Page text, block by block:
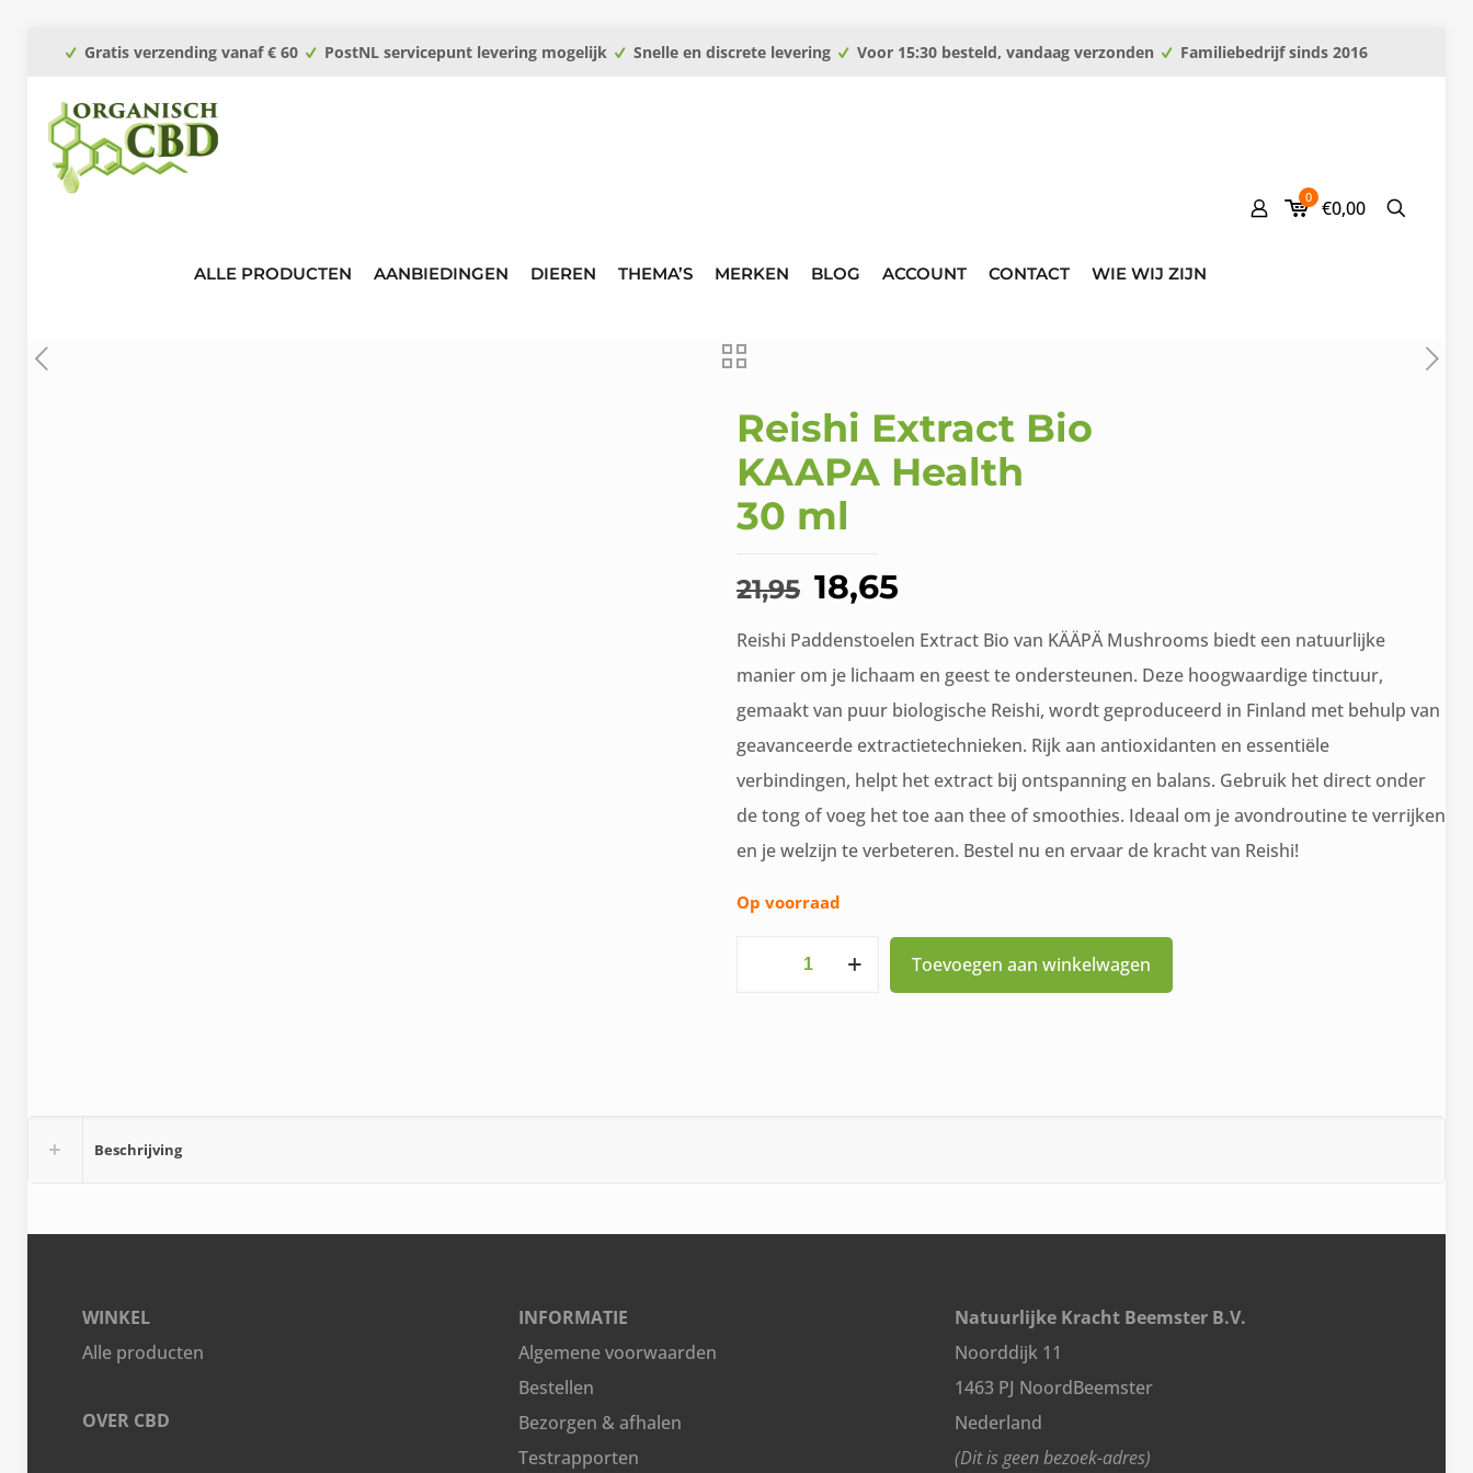
Gratis verzending vanaf € 60 PostNL servicepunt levering mogelijk Snelle en discrete levering Voor 15:30 besteld, vandaag verzonden Familiebedrijf sinds 2016
ALLE PRODUCTEN AANBIEDINGEN DIEREN THEMA’S MERKEN BLOG ACCOUNT CONTACT WIE WIJ ZIJN
0 €0,00
Reishi Extract Bio
KAAPA Health
30 ml
21,95 Oorspronkelijke
was:
€21,95.
18,65
is:
€18,65.
Reishi Paddenstoelen Extract Bio van KÄÄPÄ Mushrooms biedt een natuurlijke
manier om je lichaam en geest te ondersteunen. Deze hoogwaardige tinctuur,
gemaakt van puur biologische Reishi, wordt geproduceerd in Finland met behulp van
geavanceerde extractietechnieken. Rijk aan antioxidanten en essentiële
verbindingen, helpt het extract bij ontspanning en balans. Gebruik het direct onder
de tong of voeg het toe aan thee of smoothies. Ideaal om je avondroutine te verrijken
en je welzijn te verbeteren. Bestel nu en ervaar de kracht van Reishi!
Op voorraad
Toevoegen aan winkelwagen
Beschrijving
WINKEL
Alle producten
OVER CBD
INFORMATIE
Algemene voorwaarden
Bestellen
Bezorgen & afhalen
Testrapporten
Natuurlijke Kracht Beemster B.V.
Noorddijk 11
1463 PJ NoordBeemster
Nederland
(Dit is geen bezoek-adres)